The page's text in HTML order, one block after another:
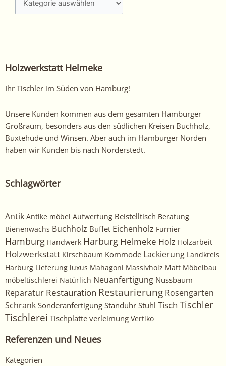
Schauen
arbeiten
an!
Holzwerkstatt Helmeke
Ihr Tischler im Süden von Hamburg!
Unsere Kunden kommen aus dem gesamten Hamburger
Großraum, besonders aus den südlichen Kreisen Buchholz,
Buxtehude und Winsen. Aber auch im Hamburger Norden
haben wir Kunden bis nach Norderstedt.
Schlagwörter
Antik Antike möbel Aufwertung Beistelltisch Beratung
Bienenwachs Buchholz Buffet Eichenholz Furnier
Hamburg Handwerk Harburg Helmeke Holz Holzarbeit
Holzwerkstatt Kirschbaum Kommode Lackierung Landkreis
Harburg Lieferung luxus Mahagoni Massivholz Matt Möbelbau
möbeltischlerei Natürlich Neuanfertigung Nussbaum
Reparatur Restauration Restaurierung Rosengarten
Schrank Sonderanfertigung Standuhr Stuhl Tisch Tischler
Tischlerei Tischplatte verleimung Vertiko
Referenzen und Neues
Kategorien
Kategorien